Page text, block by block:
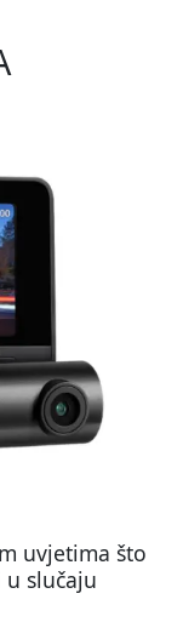
uvjetima što
slučaju